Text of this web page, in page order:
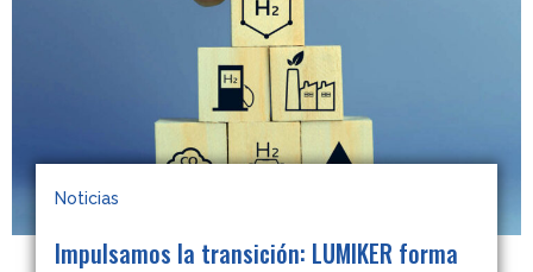
Noticias
Impulsamos la transición: LUMIKER forma